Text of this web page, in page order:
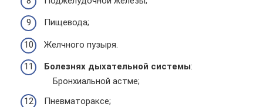
Пищевода;
Желчного пузыря.
Болезнях дыхательной системы:
Бронхиальной астме;
Пневматораксе;